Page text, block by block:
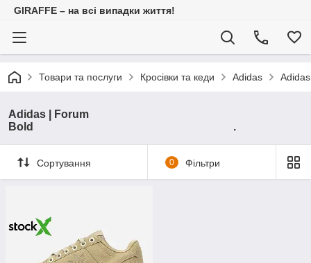
GIRAFFE – на всі випадки життя!
Товари та послуги Кросівки та кеди Adidas
Adidas | Forum
Bold .
Сортування 0 Фільтри